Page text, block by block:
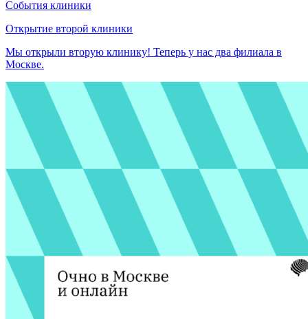
События клиники
Открытие второй клиники
Мы открыли вторую клинику! Теперь у нас два филиала в
Москве.